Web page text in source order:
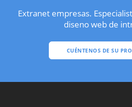
Extranet empresas.
diseno web de
CUÉNTENOS DE SU